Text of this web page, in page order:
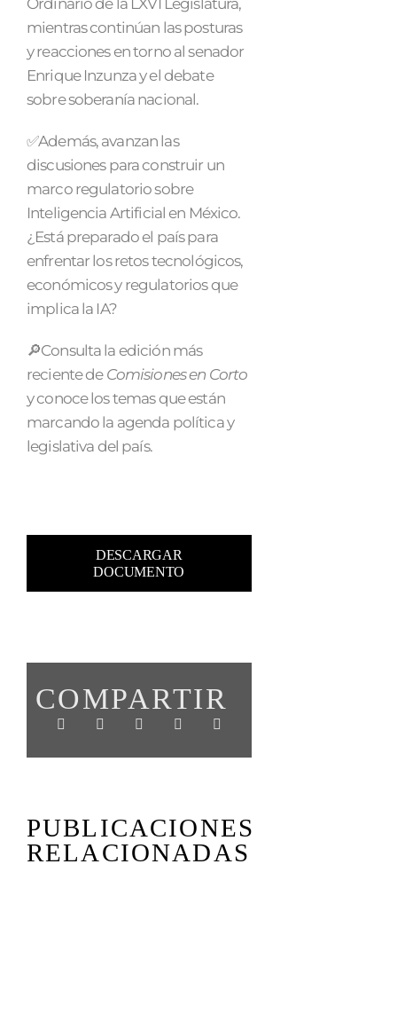
mientras continúan las posturas
y reacciones en torno al senador
Enrique Inzunza y el debate
sobre soberanía nacional.
✅Además, avanzan las
discusiones para construir un
marco regulatorio sobre
Inteligencia Artificial en México.
¿Está preparado el país para
enfrentar los retos tecnológicos,
económicos y regulatorios que
implica la IA?
🔎Consulta la edición más
reciente deComisiones en Corto
y conoce los temas que están
marcando la agenda política y
legislativa del país.
DESCARGAR
DOCUMENTO
COMPARTIR
PUBLICACIONES
RELACIONADAS